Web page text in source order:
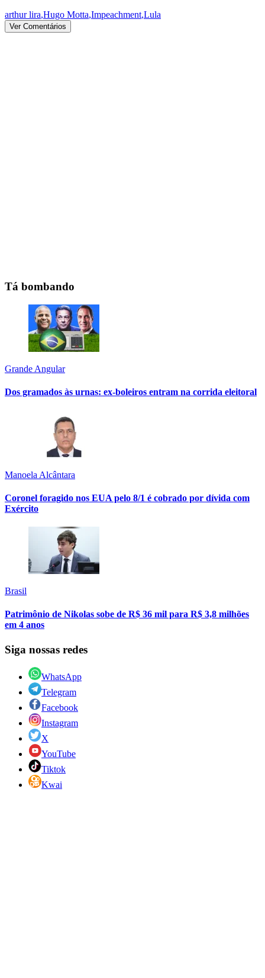
arthur lira,Hugo Motta,Impeachment,Lula
Ver Comentários
Tá bombando
Grande Angular
Dos gramados às urnas: ex-boleiros entram na corrida eleitoral
Manoela Alcântara
Coronel foragido nos EUA pelo 8/1 é cobrado por dívida com
Exército
Brasil
Patrimônio de Nikolas sobe de R$ 36 mil para R$ 3,8 milhões
em 4 anos
Siga nossas redes
WhatsApp
Telegram
Facebook
Instagram
X
YouTube
Tiktok
Kwai